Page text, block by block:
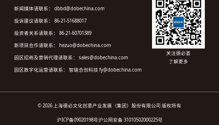
新闻媒体请联系： dbbd@dobechina.com
投诉建议请联系： 86-21-51688017
投资者关系请联系： 86-21-60701389
新项目合作请联系： hezuo@dobechina.com
园区招商及营销代理请联系： sales@dobechina.com
园区数字化运营请联系： 智链合创科技 fy@dobechina.com
关注德必荟
了解更多
© 2026 上海德必文化创意产业发展（集团）股份有限公司 版权所有
沪ICP备09020198号沪公网安备 31010502000225号